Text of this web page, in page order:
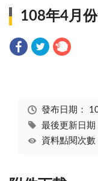
108年4月
發布日期：
最後更新日
資料點閱次